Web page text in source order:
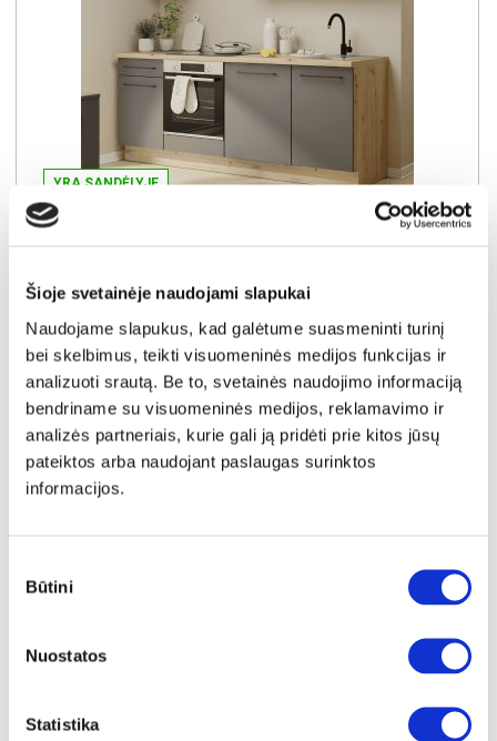
Šioje svetainėje naudojami slapukai
Naudojame slapukus, kad galėtume suasmeninti turinį
bei skelbimus, teikti visuomeninės medijos funkcijas ir
analizuoti srautą. Be to, svetainės naudojimo informaciją
bendriname su visuomeninės medijos, reklamavimo ir
analizės partneriais, kurie gali ją pridėti prie kitos jūsų
pateiktos arba naudojant paslaugas surinktos
informacijos.
pasirinkimas
Būtini
Nuostatos
Statistika
YRA SANDĖLYJE
NOVACOOL NVLSET09-C786 virtuvės komplektas
369€